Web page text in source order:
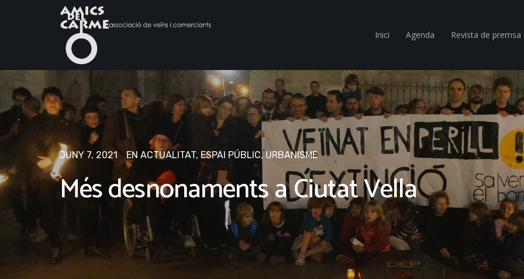
Inici Agenda Revista de
JUNY 7, 2021 EN ACTUALITAT, ESPAI PÚBLIC,URBANISME
Més desnonaments a Ciutat Vella